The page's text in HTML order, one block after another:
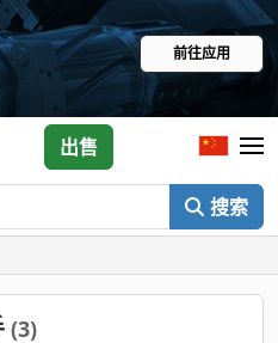
前往应用
搜索
出售
(3)